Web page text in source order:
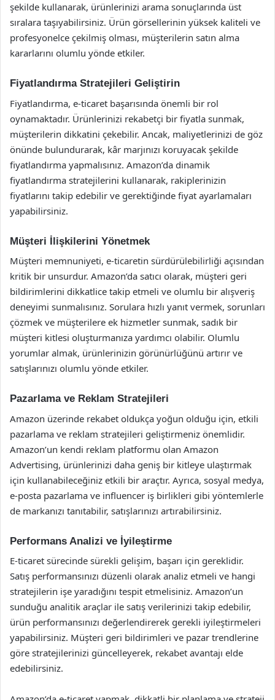
şekilde kullanarak, ürünlerinizi arama sonuçlarında üst
sıralara taşıyabilirsiniz. Ürün görsellerinin yüksek kaliteli ve
profesyonelce çekilmiş olması, müşterilerin satın alma
kararlarını olumlu yönde etkiler.
Fiyatlandırma Stratejileri Geliştirin
Fiyatlandırma, e-ticaret başarısında önemli bir rol
oynamaktadır. Ürünlerinizi rekabetçi bir fiyatla sunmak,
müşterilerin dikkatini çekebilir. Ancak, maliyetlerinizi de göz
önünde bulundurarak, kâr marjınızı koruyacak şekilde
fiyatlandırma yapmalısınız. Amazon’da dinamik
fiyatlandırma stratejilerini kullanarak, rakiplerinizin
fiyatlarını takip edebilir ve gerektiğinde fiyat ayarlamaları
yapabilirsiniz.
Müşteri İlişkilerini Yönetmek
Müşteri memnuniyeti, e-ticaretin sürdürülebilirliği açısından
kritik bir unsurdur. Amazon’da satıcı olarak, müşteri geri
bildirimlerini dikkatlice takip etmeli ve olumlu bir alışveriş
deneyimi sunmalısınız. Sorulara hızlı yanıt vermek, sorunları
çözmek ve müşterilere ek hizmetler sunmak, sadık bir
müşteri kitlesi oluşturmanıza yardımcı olabilir. Olumlu
yorumlar almak, ürünlerinizin görünürlüğünü artırır ve
satışlarınızı olumlu yönde etkiler.
Pazarlama ve Reklam Stratejileri
Amazon üzerinde rekabet oldukça yoğun olduğu için, etkili
pazarlama ve reklam stratejileri geliştirmeniz önemlidir.
Amazon’un kendi reklam platformu olan Amazon
Advertising, ürünlerinizi daha geniş bir kitleye ulaştırmak
için kullanabileceğiniz etkili bir araçtır. Ayrıca, sosyal medya,
e-posta pazarlama ve influencer iş birlikleri gibi yöntemlerle
de markanızı tanıtabilir, satışlarınızı artırabilirsiniz.
Performans Analizi ve İyileştirme
E-ticaret sürecinde sürekli gelişim, başarı için gereklidir.
Satış performansınızı düzenli olarak analiz etmeli ve hangi
stratejilerin işe yaradığını tespit etmelisiniz. Amazon’un
sunduğu analitik araçlar ile satış verilerinizi takip edebilir,
ürün performansınızı değerlendirerek gerekli iyileştirmeleri
yapabilirsiniz. Müşteri geri bildirimleri ve pazar trendlerine
göre stratejilerinizi güncelleyerek, rekabet avantajı elde
edebilirsiniz.